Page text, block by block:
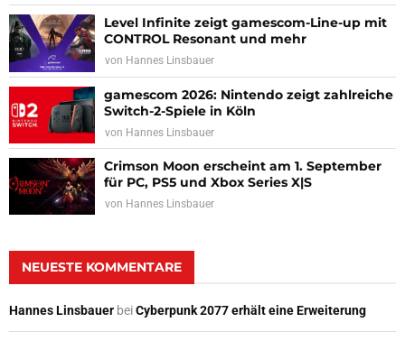
Level Infinite zeigt gamescom-Line-up mit
CONTROL Resonant und mehr
von Hannes Linsbauer
gamescom 2026: Nintendo zeigt zahlreiche
Switch-2-Spiele in Köln
von Hannes Linsbauer
Crimson Moon erscheint am 1. September
für PC, PS5 und Xbox Series X|S
von Hannes Linsbauer
NEUESTE KOMMENTARE
Hannes Linsbauer beiCyberpunk 2077 erhält eine Erweiterung